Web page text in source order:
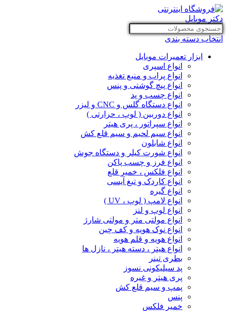
انتخاب دسته بندی
ابزار تعمیرات موبایل
انواع اسپری
انواع پراب و منبع تغذیه
انواع پیچ گوشتی و پنس
انواع چسب و پد
انواع دستگاه گلس و CNC و لیزر
انواع دوربین ( لوپ ، حرارتی )
انواع سپراتور ، پری هیتر
انواع سیم لحیم و سیم قلع کش
انواع شابلون
انواع شورت کیلر و دستگاه جوش
انواع فرز و چسب پاکن
انواع فلکس ، خمیر قلع
انواع کاردک و تیغ آیسی
انواع گیره
انواع لامپ ( لوپ ، UV )
انواع لوپ و لنز
انواع مولتی متر و مولتی شارژ
انواع نوک هویه و کف چین
انواع هویه و قلم هویه
انواع هیتر ، دسته هیتر ، نازل ها
بطری تینر
پد سیلیکونی نسوز
پری هیتر و غیره
پمپ و سیم قلع کش
پنس
خمیر فلکس